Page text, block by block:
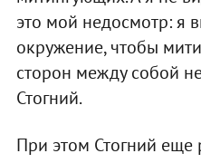
это мой недосмотр: я
окружение, чтобы
сторон между собой
Стогний.
При этом Стогний еще